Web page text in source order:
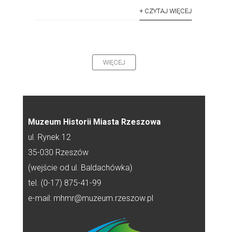
+ CZYTAJ WIĘCEJ
WIĘCEJ
Muzeum Historii Miasta Rzeszowa
ul. Rynek 12
35-030 Rzeszów
(wejście od ul. Baldachówka)
tel. (0-17) 875-41-99
e-mail: mhmr@muzeum.rzeszow.pl